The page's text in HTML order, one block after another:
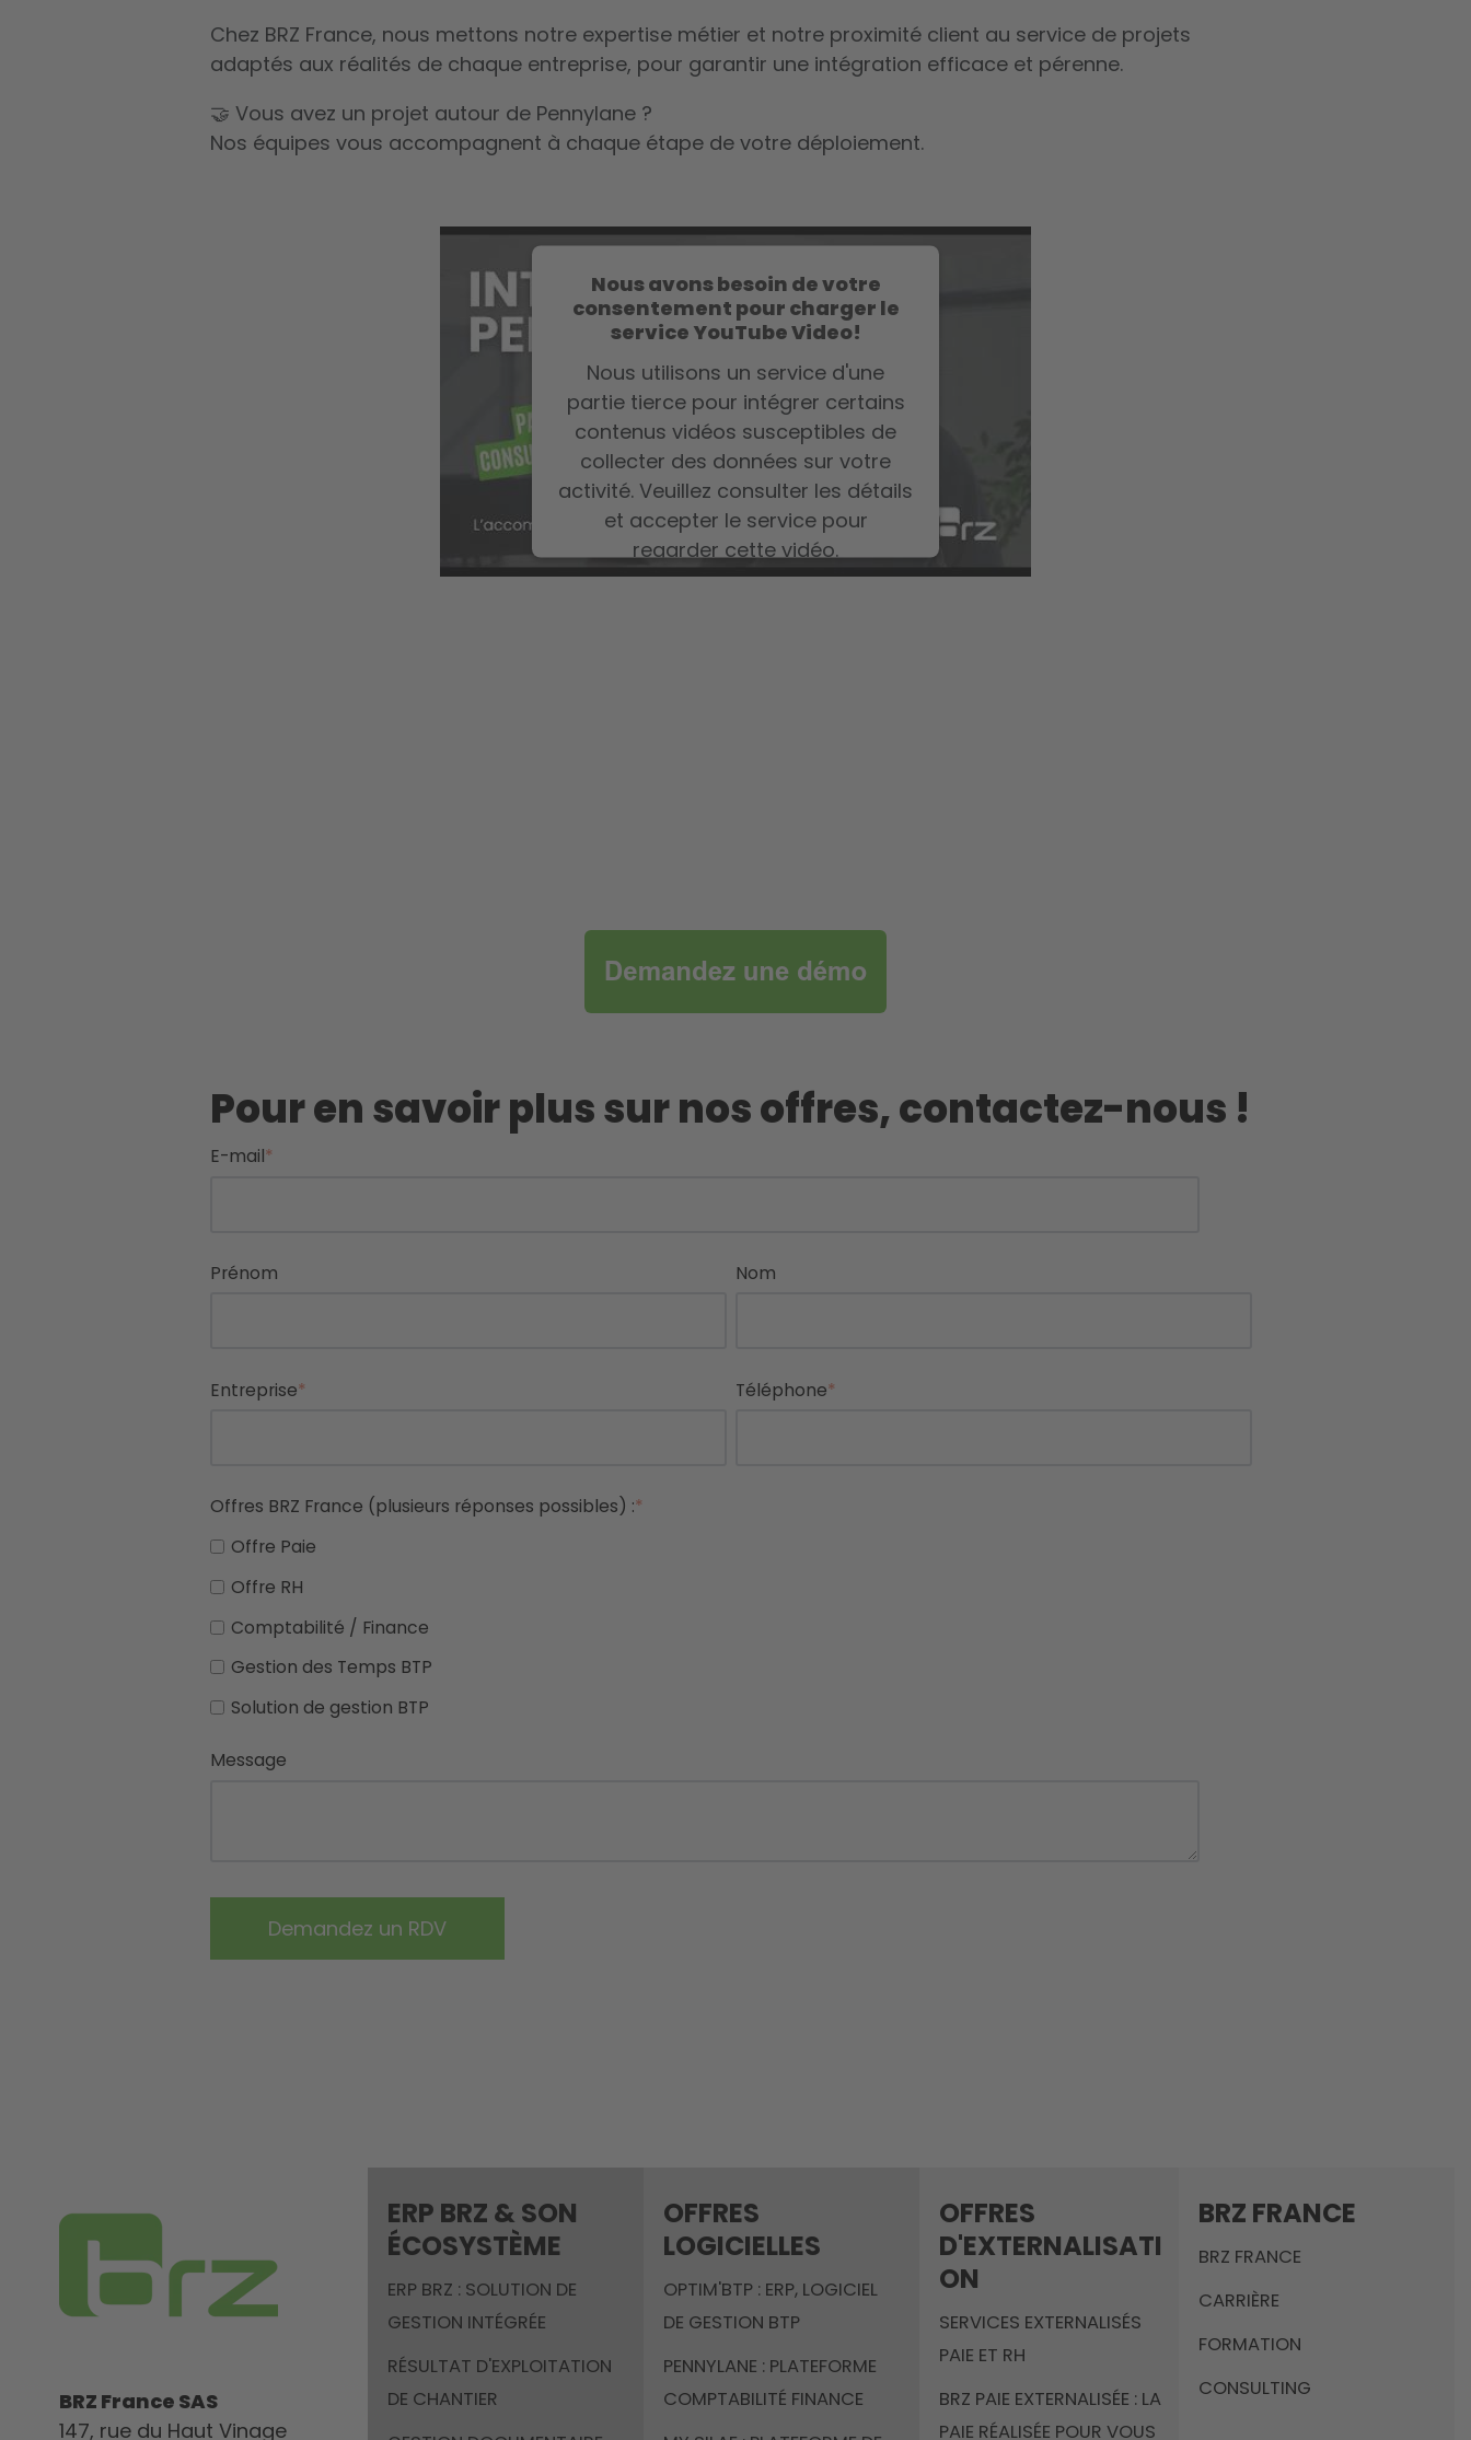
Chez BRZ France, nous mettons notre expertise métier et notre proximité client au service de projets
adaptés aux réalités de chaque entreprise, pour garantir une intégration efficace et pérenne.
🤝 Vous avez un projet autour de Pennylane ?
Nos équipes vous accompagnent à chaque étape de votre déploiement.
Nous avons besoin de votre
consentement pour charger le
service YouTube Video!
Nous utilisons un service d'une
partie tierce pour intégrer certains
contenus vidéos susceptibles de
collecter des données sur votre
activité. Veuillez consulter les détails
et accepter le service pour
regarder cette vidéo.
Pour en savoir plus sur nos offres, contactez-nous !
E-mail*
Prénom Nom
Entreprise* Téléphone*
Offres BRZ France (plusieurs réponses possibles) :*
Offre Paie
Offre RH
Comptabilité / Finance
Gestion des Temps BTP
Solution de gestion BTP
Message
ERP BRZ & SON
ÉCOSYSTÈME
ERP BRZ : SOLUTION DE
GESTION INTÉGRÉE
RÉSULTAT D'EXPLOITATION
DE CHANTIER
OFFRES
LOGICIELLES
OPTIM'BTP : ERP, LOGICIEL
DE GESTION BTP
PENNYLANE : PLATEFORME
COMPTABILITÉ FINANCE
OFFRES
D'EXTERNALISATI
ON
SERVICES EXTERNALISÉS
PAIE ET RH
BRZ PAIE EXTERNALISÉE : LA
PAIE RÉALISÉE POUR VOUS
BRZ FRANCE
BRZ FRANCE
CARRIÈRE
FORMATION
CONSULTING
BRZ France SAS
147, rue du Haut Vinage